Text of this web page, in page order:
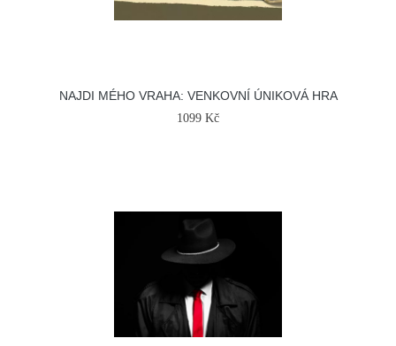
NAJDI MÉHO VRAHA: VENKOVNÍ ÚNIKOVÁ HRA
1099 Kč